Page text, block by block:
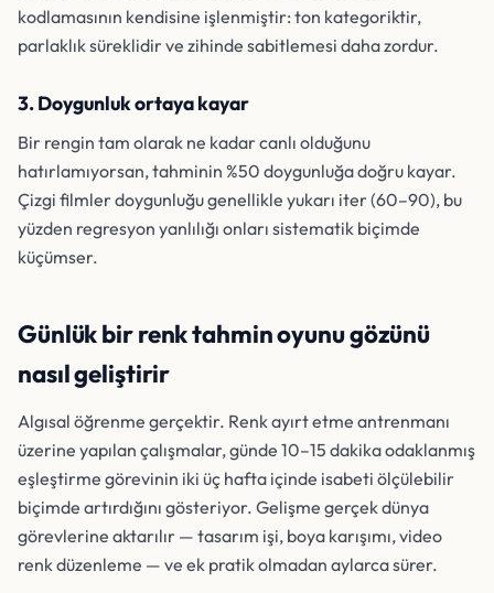
kodlamasının kendisine işlenmiştir: ton kategoriktir,
parlaklık süreklidir ve zihinde sabitlemesi daha zordur.
3. Doygunluk ortaya kayar
Bir rengin tam olarak ne kadar canlı olduğunu
hatırlamıyorsan, tahminin %50 doygunluğa doğru kayar.
Çizgi filmler doygunluğu genellikle yukarı iter (60–90), bu
yüzden regresyon yanlılığı onları sistematik biçimde
küçümser.
Günlük bir renk tahmin oyunu gözünü
nasıl geliştirir
Algısal öğrenme gerçektir. Renk ayırt etme antrenmanı
üzerine yapılan çalışmalar, günde 10–15 dakika odaklanmış
eşleştirme görevinin iki üç hafta içinde isabeti ölçülebilir
biçimde artırdığını gösteriyor. Gelişme gerçek dünya
görevlerine aktarılır — tasarım işi, boya karışımı, video
renk düzenleme — ve ek pratik olmadan aylarca sürer.